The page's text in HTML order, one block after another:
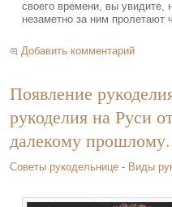
своего времени, вы увидите,
незаметно за ним пролетают
Добавить комментарий
Появление
рукоделия на Руси
далекому
Советы рукодельнице - Виды